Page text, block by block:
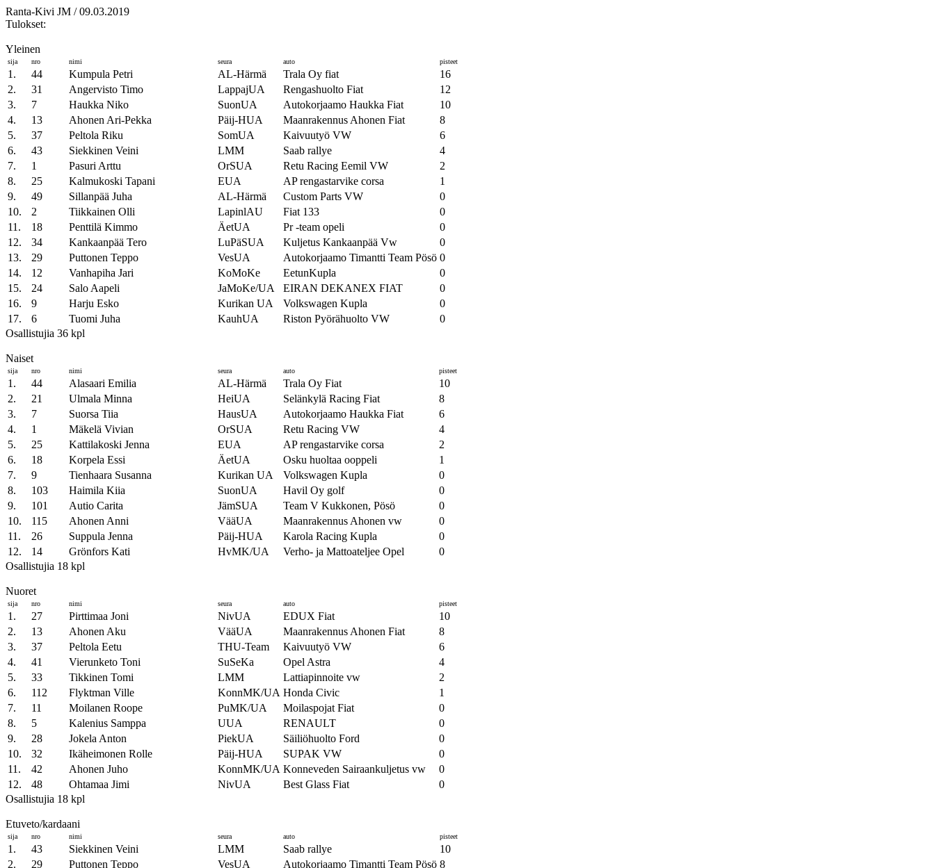
Ranta-Kivi JM / 09.03.2019
Tulokset:
Yleinen
sija nro nimi seura auto pisteet
1. 44 Kumpula Petri AL-Härmä Trala Oy fiat
16
2.
31 Angervisto Timo LappajUA Rengashuolto Fiat
12
3.
7 Haukka Niko SuonUA Autokorjaamo Haukka Fiat
10
4.
13 Ahonen Ari-Pekka Päij-HUA Maanrakennus Ahonen Fiat
8
5.
37 Peltola Riku SomUA Kaivuutyö VW
6
6.
43 Siekkinen Veini LMM Saab rallye
4
7.
1 Pasuri Arttu OrSUA Retu Racing Eemil VW
2
8.
25 Kalmukoski Tapani EUA AP rengastarvike corsa
1
9.
49 Sillanpää Juha AL-Härmä Custom Parts VW
0
10.
2 Tiikkainen Olli LapinlAU Fiat 133
0
11.
18 Penttilä Kimmo ÄetUA Pr -team opeli
0
12.
34 Kankaanpää Tero LuPäSUA Kuljetus Kankaanpää Vw
0
13.
29 Puttonen Teppo VesUA Autokorjaamo Timantti Team Pösö 0
14.
12 Vanhapiha Jari KoMoKe EetunKupla
0
15.
24 Salo Aapeli JaMoKe/UA EIRAN DEKANEX FIAT
0
16.
9 Harju Esko Kurikan UA Volkswagen Kupla
0
17.
6 Tuomi Juha KauhUA Riston Pyörähuolto VW
0
Osallistujia 36 kpl
Naiset
sija nro nimi seura auto pisteet
1. 44 Alasaari Emilia AL-Härmä Trala Oy Fiat
10
2.
21 Ulmala Minna HeiUA Selänkylä Racing Fiat
8
3.
7 Suorsa Tiia HausUA Autokorjaamo Haukka Fiat
6
4.
1 Mäkelä Vivian OrSUA Retu Racing VW
4
5.
25 Kattilakoski Jenna EUA AP rengastarvike corsa
2
6.
18 Korpela Essi ÄetUA Osku huoltaa ooppeli
1
7.
9 Tienhaara Susanna Kurikan UA Volkswagen Kupla
0
8.
103 Haimila Kiia SuonUA Havil Oy golf
0
9.
101 Autio Carita JämSUA Team V Kukkonen, Pösö
0
10.
115 Ahonen Anni VääUA Maanrakennus Ahonen vw
0
11.
26 Suppula Jenna Päij-HUA Karola Racing Kupla
0
12.
14 Grönfors Kati HvMK/UA Verho- ja Mattoateljee Opel
0
Osallistujia 18 kpl
Nuoret
sija nro nimi seura auto pisteet
1. 27 Pirttimaa Joni NivUA EDUX Fiat
10
2.
13 Ahonen Aku VääUA Maanrakennus Ahonen Fiat
8
3.
37 Peltola Eetu THU-Team Kaivuutyö VW
6
4.
41 Vierunketo Toni SuSeKa Opel Astra
4
5.
33 Tikkinen Tomi LMM Lattiapinnoite vw
2
6.
112 Flyktman Ville KonnMK/UA Honda Civic
1
7.
11 Moilanen Roope PuMK/UA Moilaspojat Fiat
0
8.
5 Kalenius Samppa UUA RENAULT
0
9.
28 Jokela Anton PiekUA Säiliöhuolto Ford
0
10.
32 Ikäheimonen Rolle Päij-HUA SUPAK VW
0
11.
42 Ahonen Juho KonnMK/UA Konneveden Sairaankuljetus vw
0
12.
48 Ohtamaa Jimi NivUA Best Glass Fiat
0
Osallistujia 18 kpl
Etuveto/kardaani
sija nro nimi seura auto pisteet
1. 43 Siekkinen Veini LMM Saab rallye
10
2.
29 Puttonen Teppo VesUA Autokorjaamo Timantti Team Pösö 8